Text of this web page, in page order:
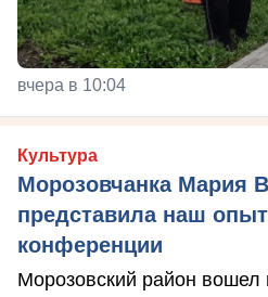
вчера в 10:04
Культура
Морозовчанка Мария
представила наш
конференции
Морозовский район